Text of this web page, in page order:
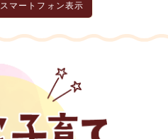
スマートフォン表示